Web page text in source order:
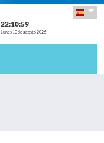
22:10:59
Lunes 10 de agosto 2026